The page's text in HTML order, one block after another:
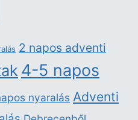
2 napos adventi
4-5 napos
nyaralás Adventi